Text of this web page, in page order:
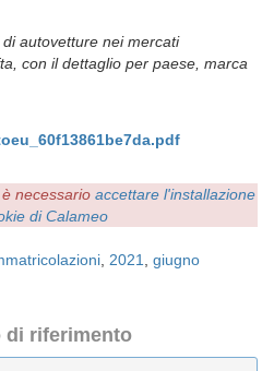
autovetture nei mercati
con il dettaglio per paese, marca
necessario accettare l'installazione
di Calameo
2021 giugno
di riferimento